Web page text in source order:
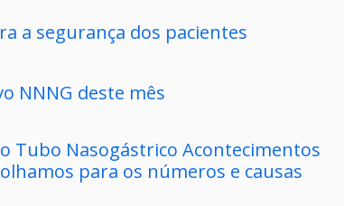
a segurança dos pacientes
NNNG deste mês
Tubo Nasogástrico Acontecimentos
para os números e causas